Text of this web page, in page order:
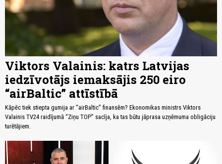
Viktors Valainis: katrs Latvijas
iedzīvotājs iemaksājis 250 eiro
“airBaltic” attīstībā
Kāpēc tiek stiepta gumija ar “airBaltic” finansēm? Ekonomikas ministrs Viktors
Valainis TV24 raidījumā “Ziņu TOP” sacīja, ka tas būtu jāprasa uzņēmuma obligāciju
turētājiem.